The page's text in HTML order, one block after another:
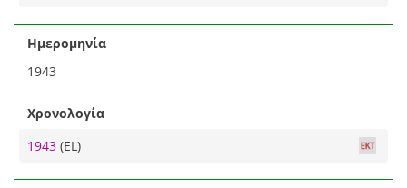
Ημερομηνία
1943
Χρονολογία
1943 (EL)